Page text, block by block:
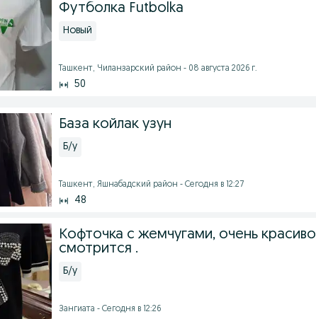
Футболкa Futbolka
Новый
Ташкент, Чиланзарский район - 08 августа 2026 г.
50
База койлак узун
Б/у
Ташкент, Яшнабадский район - Сегодня в 12:27
48
Кофточка с жемчугами, очень красиво
смотрится .
Б/у
Зангиата - Сегодня в 12:26